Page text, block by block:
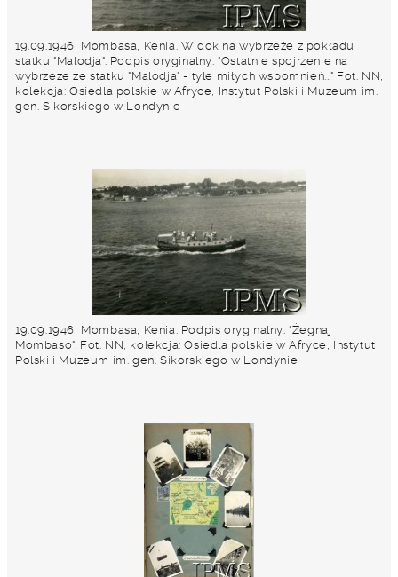
19.09.1946, Mombasa, Kenia. Widok na wybrzeże z pokładu
statku "Malodja". Podpis oryginalny: "Ostatnie spojrzenie na
wybrzeże ze statku "Malodja" - tyle miłych wspomnień..." Fot. NN,
kolekcja: Osiedla polskie w Afryce, Instytut Polski i Muzeum im.
gen. Sikorskiego w Londynie
19.09.1946, Mombasa, Kenia. Podpis oryginalny: "Żegnaj
Mombaso". Fot. NN, kolekcja: Osiedla polskie w Afryce, Instytut
Polski i Muzeum im. gen. Sikorskiego w Londynie